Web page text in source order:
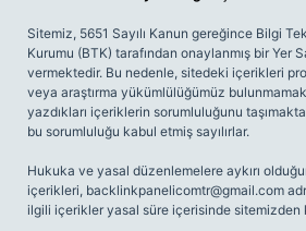
Sitemiz, 5651 Sayılı Kanun gereğince Bilgi
Kurumu (BTK) tarafından onaylanmış bir Yer
vermektedir. Bu nedenle, sitedeki içerikleri
veya araştırma yükümlülüğümüz
yazdıkları içeriklerin sorumluluğunu
bu sorumluluğu kabul etmiş sayılırlar.
Hukuka ve yasal düzenlemelere aykırı
içerikleri, backlinkpanelicomtr@gmail.com
ilgili içerikler yasal süre içerisinde sitemizden